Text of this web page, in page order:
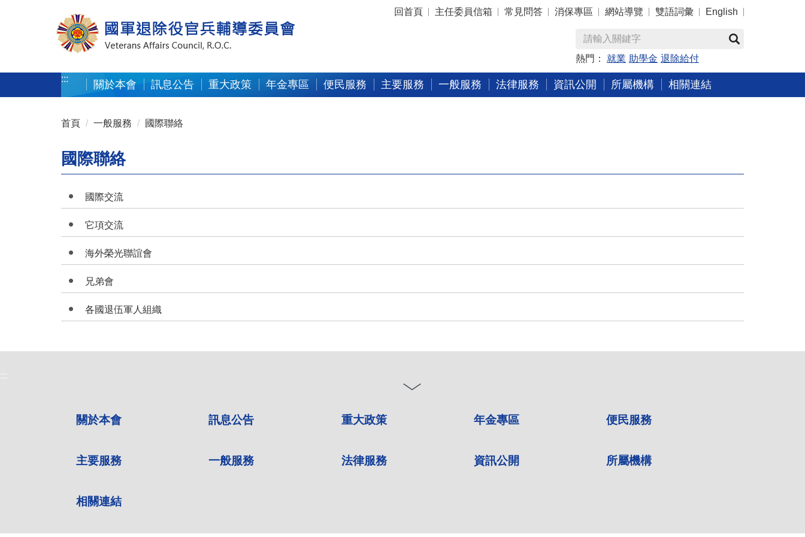
:::
回首頁 主任委員信箱 常見問答 消保專區 網站導覽 雙語詞彙 English
熱門： 就業 助學金 退除給付
:::
關於本會 訊息公告 重大政策 年金專區 便民服務 主要服務 一般服務 法律服務 資訊公開 所屬機構 相關連結
首頁 一般服務 國際聯絡
國際聯絡
國際交流
它項交流
海外榮光聯誼會
兄弟會
各國退伍軍人組織
:::
關於本會 訊息公告 重大政策 年金專區 便民服務
主要服務 一般服務 法律服務 資訊公開 所屬機構
相關連結